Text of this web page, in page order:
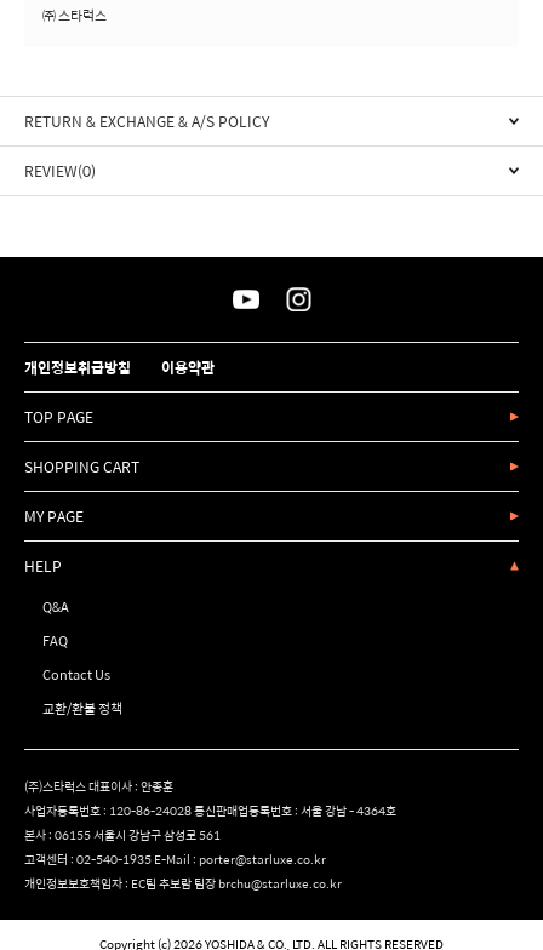
㈜ 스타럭스
RETURN & EXCHANGE & A/S POLICY
REVIEW(0)
개인정보취급방침 이용약관
TOP PAGE
SHOPPING CART
MY PAGE
HELP
Q&A
FAQ
Contact Us
교환/환불 정책
(주)스타럭스 대표이사 : 안종훈
사업자등록번호 : 120-86-24028 통신판매업등록번호 : 서울 강남 - 4364호
본사 : 06155 서울시 강남구 삼성로 561
고객센터 :02-540-1935E-Mail : porter@starluxe.co.kr
개인정보보호책임자 : EC팀 추보람 팀장 brchu@starluxe.co.kr
Copyright (c) 2026 YOSHIDA & CO., LTD. ALL RIGHTS RESERVED